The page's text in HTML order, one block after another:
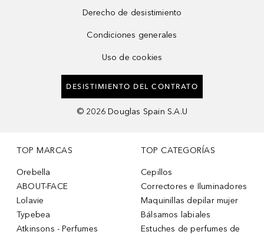
Derecho de desistimiento
Condiciones generales
Uso de cookies
DESISTIMIENTO DEL CONTRATO
© 2026 Douglas Spain S.A.U
TOP MARCAS
Orebella
ABOUT-FACE
Lolavie
Typebea
Atkinsons - Perfumes
TOP CATEGORÍAS
Cepillos
Correctores e Iluminadores
Maquinillas depilar mujer
Bálsamos labiales
Estuches de perfumes de